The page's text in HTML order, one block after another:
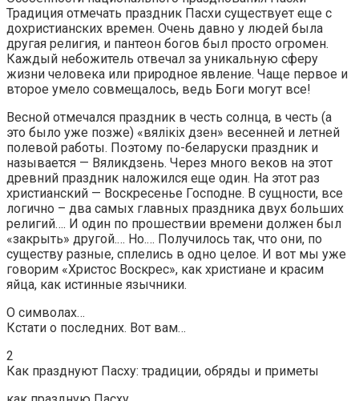
Традиция отмечать праздник Пасхи существует еще с
дохристианских времен. Очень давно у людей была
другая религия, и пантеон богов был просто огромен.
Каждый небожитель отвечал за уникальную сферу
жизни человека или природное явление. Чаще первое и
второе умело совмещалось, ведь Боги могут все!
Весной отмечался праздник в честь солнца, в честь (а
это было уже позже) «вялікіх дзен» весенней и летней
полевой работы. Поэтому по-беларуски праздник и
называется — Вяликдзень. Через много веков на этот
древний праздник наложился еще один. На этот раз
христианский — Воскресенье Господне. В сущности, все
логично – два самых главных праздника двух больших
религий…. И один по прошествии времени должен был
«закрыть» другой.… Но.… Получилось так, что они, по
существу разные, сплелись в одно целое. И вот мы уже
говорим «Христос Воскрес», как христиане и красим
яйца, как истинные язычники.
О символах…
Кстати о последних. Вот вам…
2
Как празднуют Пасху: традиции, обряды и приметы